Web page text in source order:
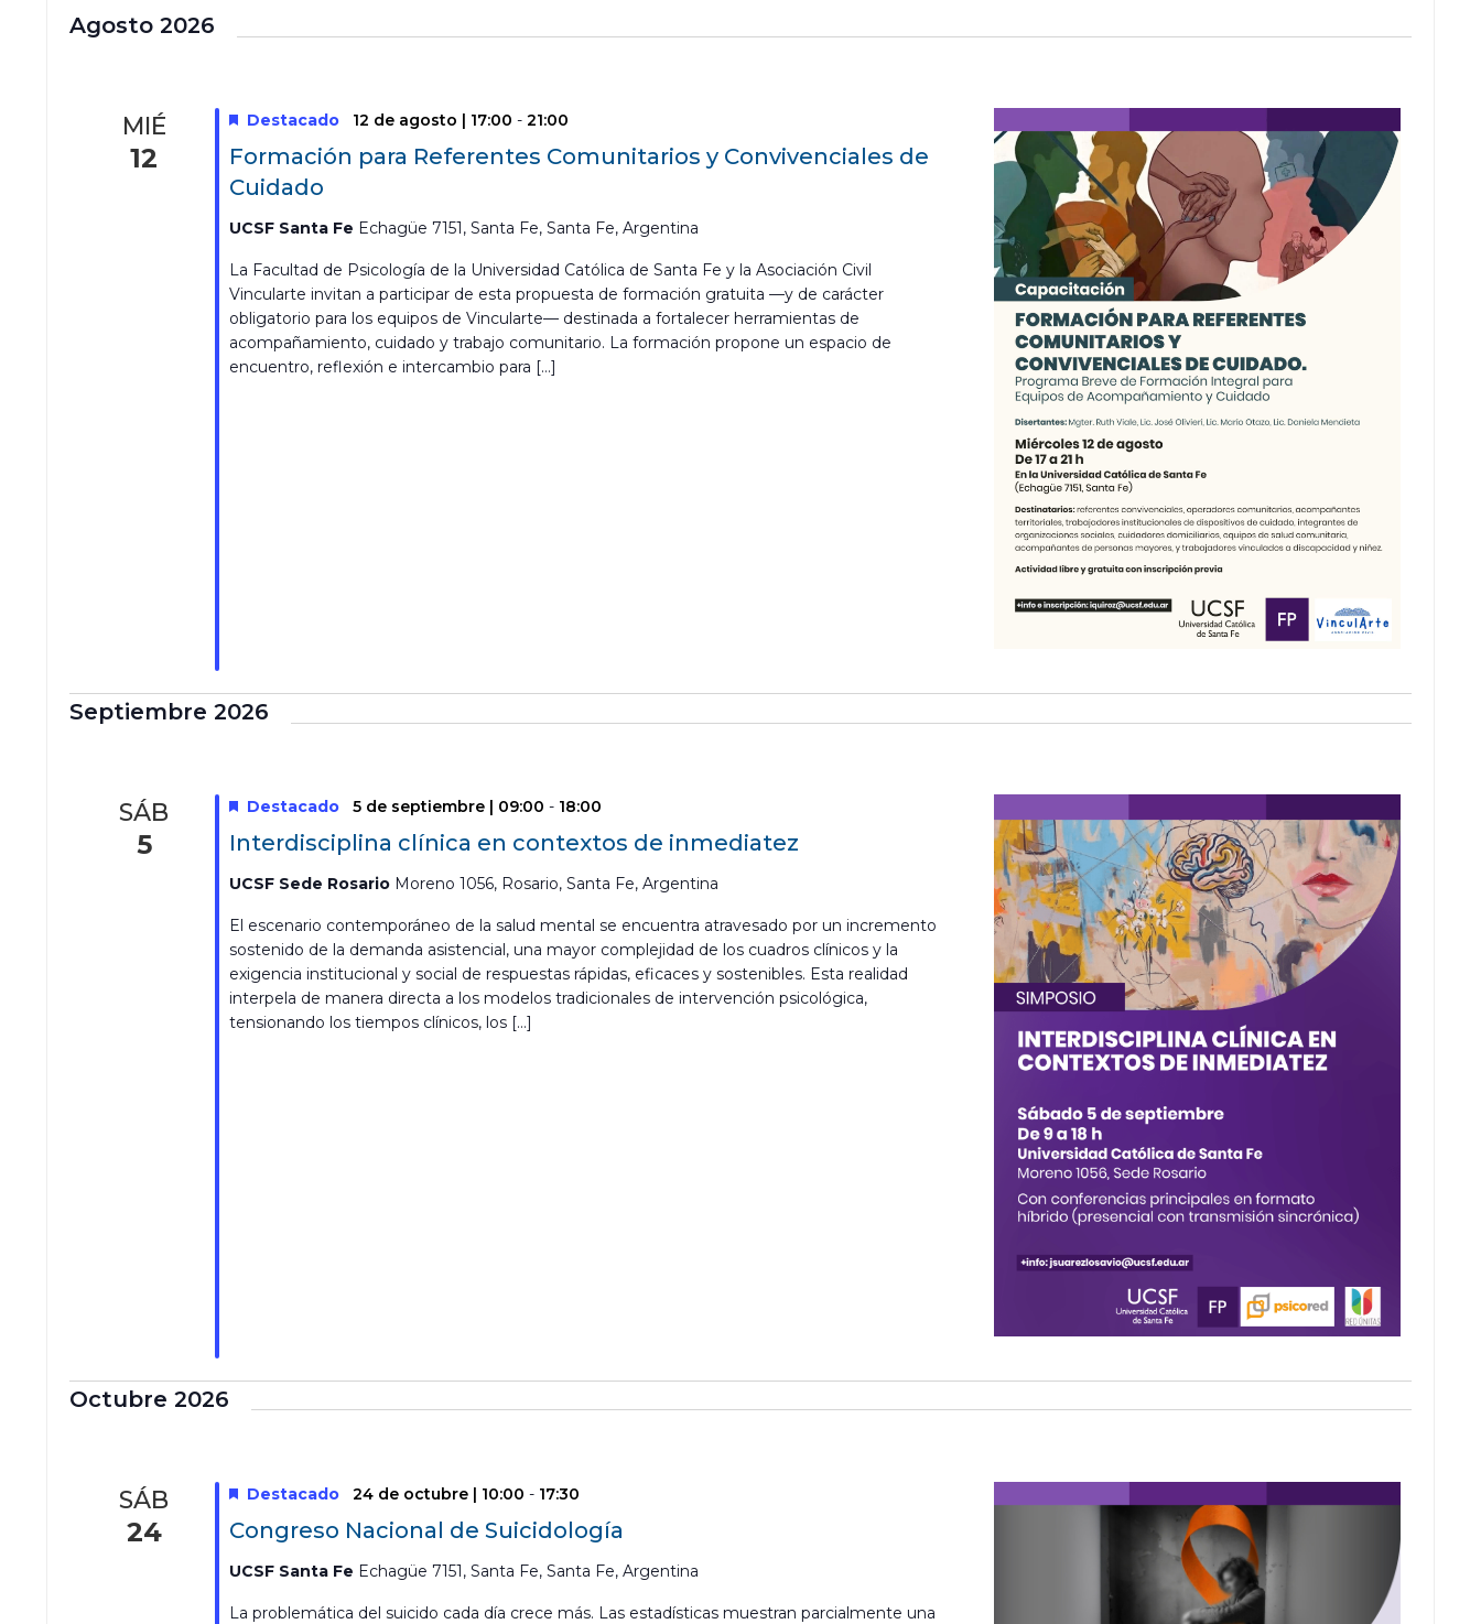
e
o
n
r
.
Agosto 2026
MIÉ
12
Formación para Referentes Comunitarios y Convivenciales de
Cuidado
Destacado 12 de agosto | 17:00 -21:00
UCSF Santa Fe Echagüe 7151, Santa Fe, Santa Fe, Argentina
La Facultad de Psicología de la Universidad Católica de Santa Fe y la Asociación Civil
Vincularte invitan a participar de esta propuesta de formación gratuita —y de carácter
obligatorio para los equipos de Vincularte— destinada a fortalecer herramientas de
acompañamiento, cuidado y trabajo comunitario. La formación propone un espacio de
encuentro, reflexión e intercambio para […]
Septiembre 2026
SÁB
5 Interdisciplina clínica en contextos de inmediatez
Destacado 5 de septiembre | 09:00 - 18:00
UCSF Sede Rosario Moreno 1056, Rosario, Santa Fe, Argentina
El escenario contemporáneo de la salud mental se encuentra atravesado por un incremento
sostenido de la demanda asistencial, una mayor complejidad de los cuadros clínicos y la
exigencia institucional y social de respuestas rápidas, eficaces y sostenibles. Esta realidad
interpela de manera directa a los modelos tradicionales de intervención psicológica,
tensionando los tiempos clínicos, los […]
Octubre 2026
SÁB
24 Congreso Nacional de Suicidología
Destacado 24 de octubre | 10:00 - 17:30
UCSF Santa Fe Echagüe 7151, Santa Fe, Santa Fe, Argentina
La problemática del suicido cada día crece más. Las estadísticas muestran parcialmente una